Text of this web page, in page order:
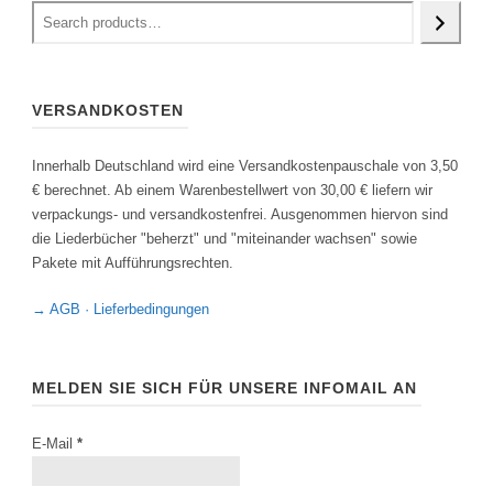
VERSANDKOSTEN
Innerhalb Deutschland wird eine Versandkostenpauschale von 3,50
€ berechnet. Ab einem Warenbestellwert von 30,00 € liefern wir
verpackungs- und versandkostenfrei. Ausgenommen hiervon sind
die Liederbücher "beherzt" und "miteinander wachsen" sowie
Pakete mit Aufführungsrechten.
→ AGB · Lieferbedingungen
MELDEN SIE SICH FÜR UNSERE INFOMAIL AN
E-Mail *